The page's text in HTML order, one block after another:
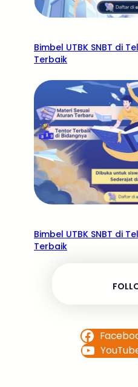
Bimbel UTBK SNBT di
Terbaik
Bimbel UTBK SNBT di
Terbaik